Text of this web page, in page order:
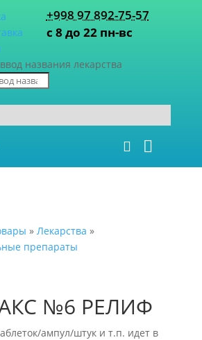
+998 97 892-75-57
с 8 до 22 пн-вс
названия лекарства
» Лекарства »
препараты
№6 РЕЛИФ
ампул/штук и т.п. идет в